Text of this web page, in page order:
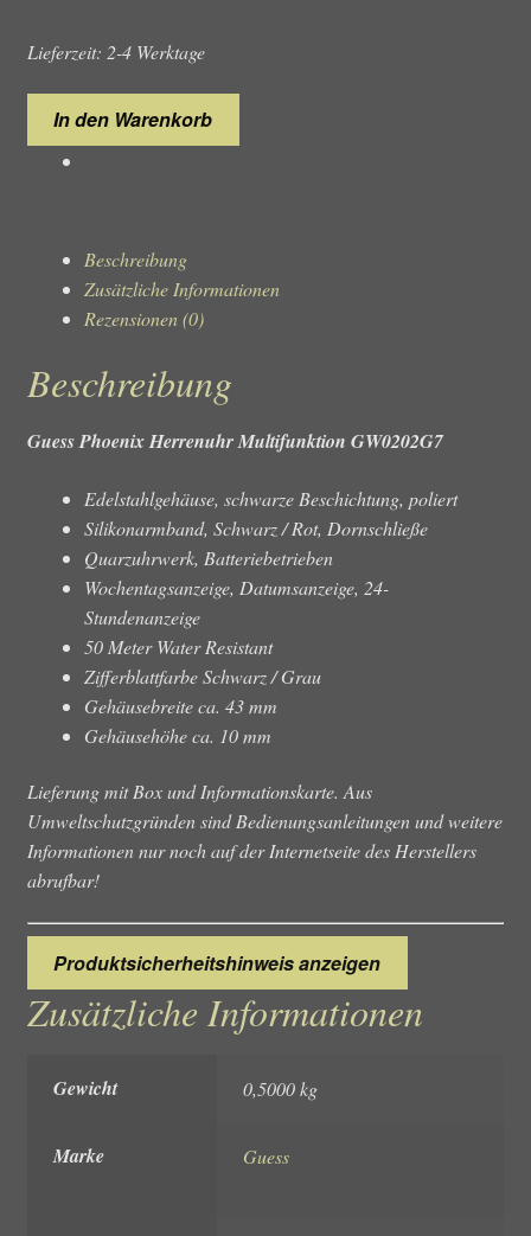
Lieferzeit: 2-4 Werktage
Guess
GW0202G7
In den Warenkorb
Beschreibung
Zusätzliche Informationen
Rezensionen (0)
Beschreibung
Guess Phoenix Herrenuhr Multifunktion GW0202G7
Edelstahlgehäuse, schwarze Beschichtung, poliert
Silikonarmband, Schwarz / Rot, Dornschließe
Quarzuhrwerk, Batteriebetrieben
Wochentagsanzeige, Datumsanzeige, 24-
Stundenanzeige
50 Meter Water Resistant
Zifferblattfarbe Schwarz / Grau
Gehäusebreite ca. 43 mm
Gehäusehöhe ca. 10 mm
Lieferung mit Box und Informationskarte. Aus
Umweltschutzgründen sind Bedienungsanleitungen und weitere
Informationen nur noch auf der Internetseite des Herstellers
abrufbar!
Produktsicherheitshinweis anzeigen
Zusätzliche Informationen
Gewicht 0,5000 kg
Marke Guess